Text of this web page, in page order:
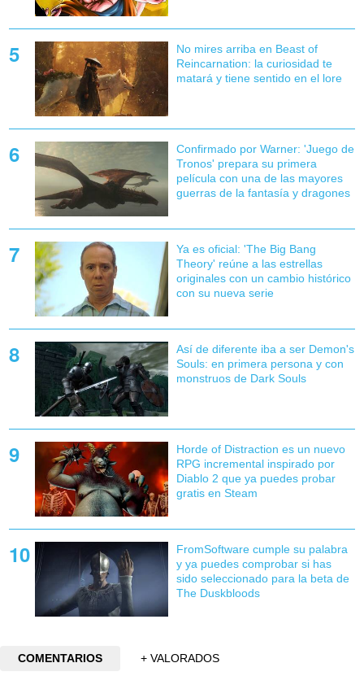
No mires arriba en Beast of
Reincarnation: la curiosidad te
matará y tiene sentido en el lore
Confirmado por Warner: 'Juego de
Tronos' prepara su primera
película con una de las mayores
guerras de la fantasía y dragones
Ya es oficial: 'The Big Bang
Theory' reúne a las estrellas
originales con un cambio histórico
con su nueva serie
Así de diferente iba a ser Demon's
Souls: en primera persona y con
monstruos de Dark Souls
Horde of Distraction es un nuevo
RPG incremental inspirado por
Diablo 2 que ya puedes probar
gratis en Steam
FromSoftware cumple su palabra
y ya puedes comprobar si has
sido seleccionado para la beta de
The Duskbloods
COMENTARIOS
+ VALORADOS